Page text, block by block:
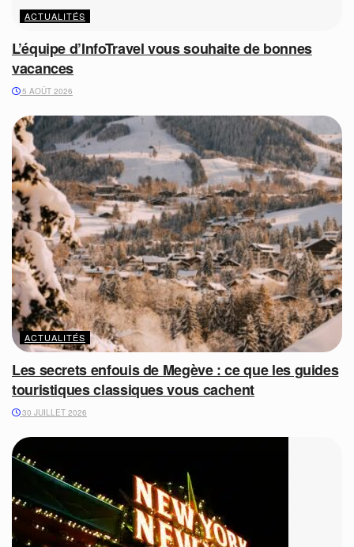
ACTUALITÉS
L’équipe d’InfoTravel vous souhaite de bonnes
vacances
5 AOÛT 2026
ACTUALITÉS
Les secrets enfouis de Megève : ce que les guides
touristiques classiques vous cachent
30 JUILLET 2026